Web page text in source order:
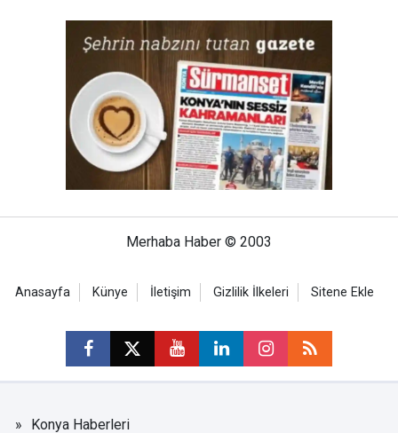
Merhaba Haber © 2003
Anasayfa Künye İletişim Gizlilik İlkeleri Sitene Ekle
Konya Haberleri